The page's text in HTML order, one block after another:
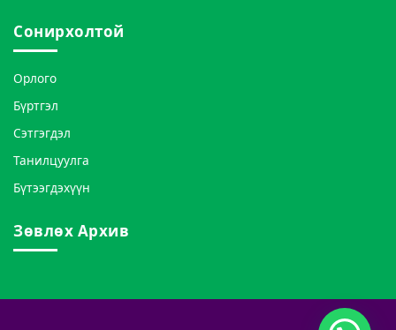
Сонирхолтой
Орлого
Бүртгэл
Сэтгэгдэл
Танилцуулга
Бүтээгдэхүүн
Зөвлөх Архив